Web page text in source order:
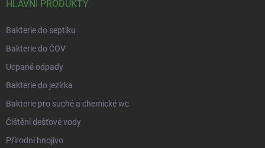
HLAVNÍ PRODUKTY
Bakterie do septiku
Bakterie do ČOV
Ucpané odpady
Bakterie do jezírka
Bakterie pro suché a chemické wc
Čištění dešťové vody
Přírodní hnojivo